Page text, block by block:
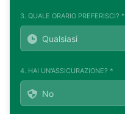
3. QUALE ORARIO PREFERISCI? *
4. HAI UN'ASSICURAZIONE? *